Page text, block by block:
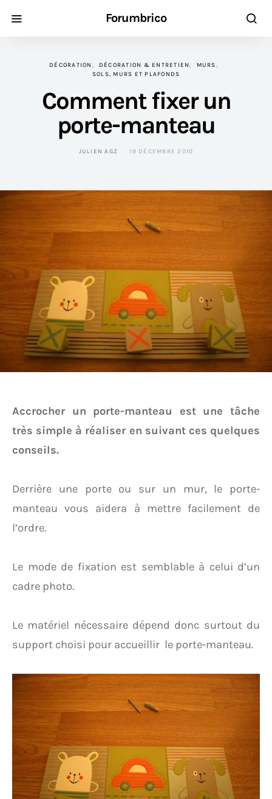
Forumbrico
DÉCORATION DÉCORATION & ENTRETIEN
MURS
SOLS, MURS ET PLAFONDS
Comment fixer un
porte-manteau
JULIEN AGZ 19 DÉCEMBRE 2010
Accrocher un porte-manteau est une tâche
très simple à réaliser en suivant ces quelques
conseils.
Derrière une porte ou sur un mur, le porte-
manteau vous aidera à mettre facilement de
l’ordre.
Le mode de fixation est semblable à celui d’un
cadre photo.
Le matériel nécessaire dépend donc surtout du
support choisi pour accueillir le porte-manteau.